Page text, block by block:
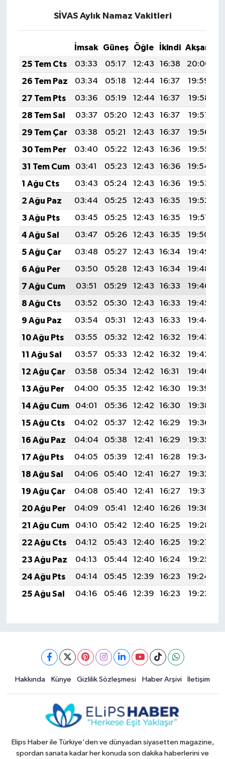
SİVAS Aylık Namaz Vakitleri
İmsak Güneş Öğle İkindi Akşam
25 Tem Cts
03:33 05:17 12:43 16:38 20:00
26 Tem Paz
03:34 05:18 12:44 16:37 19:59
27 Tem Pts
03:36 05:19 12:44 16:37 19:58
28 Tem Sal
03:37 05:20 12:43 16:37 19:57
29 Tem Çar
03:38 05:21 12:43 16:37 19:56
30 Tem Per
03:40 05:22 12:43 16:36 19:55
31 Tem Cum
03:41 05:23 12:43 16:36 19:54
1 Ağu Cts
03:43 05:24 12:43 16:36 19:53
2 Ağu Paz
03:44 05:25 12:43 16:35 19:52
3 Ağu Pts
03:45 05:25 12:43 16:35 19:51
4 Ağu Sal
03:47 05:26 12:43 16:35 19:50
5 Ağu Çar
03:48 05:27 12:43 16:34 19:49
6 Ağu Per
03:50 05:28 12:43 16:34 19:48
7 Ağu Cum
03:51 05:29 12:43 16:33 19:46
8 Ağu Cts
03:52 05:30 12:43 16:33 19:45
9 Ağu Paz
03:54 05:31 12:43 16:33 19:44
10 Ağu Pts
03:55 05:32 12:42 16:32 19:43
11 Ağu Sal
03:57 05:33 12:42 16:32 19:42
12 Ağu Çar
03:58 05:34 12:42 16:31 19:40
13 Ağu Per
04:00 05:35 12:42 16:30 19:39
14 Ağu Cum
04:01 05:36 12:42 16:30 19:38
15 Ağu Cts
04:02 05:37 12:42 16:29 19:36
16 Ağu Paz
04:04 05:38 12:41 16:29 19:35
17 Ağu Pts
04:05 05:39 12:41 16:28 19:34
18 Ağu Sal
04:06 05:40 12:41 16:27 19:32
19 Ağu Çar
04:08 05:40 12:41 16:27 19:31
20 Ağu Per
04:09 05:41 12:40 16:26 19:30
21 Ağu Cum
04:10 05:42 12:40 16:25 19:28
22 Ağu Cts
04:12 05:43 12:40 16:25 19:27
23 Ağu Paz
04:13 05:44 12:40 16:24 19:25
24 Ağu Pts
04:14 05:45 12:39 16:23 19:24
25 Ağu Sal
04:16 05:46 12:39 16:23 19:22
Hakkında Künye Gizlilik Sözleşmesi Haber Arşivi İletişim
Elips Haber ile Türkiye'den ve dünyadan siyasetten magazine,
spordan sanata kadar her konuda son dakika haberlerini ve